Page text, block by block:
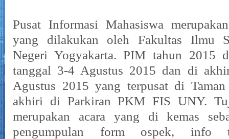
Pusat Informasi Mahasiswa
yang dilakukan oleh Fakultas Ilmu
Negeri Yogyakarta. PIM tahun 2015
tanggal 3-4 Agustus 2015 dan di
Agustus 2015 yang terpusat di
akhiri di Parkiran PKM FIS UNY.
merupakan acara yang di kemas
pengumpulan form ospek, info